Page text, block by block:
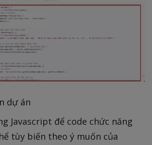
dự án
Javascript để code chức năng
tùy biến theo ý muốn của